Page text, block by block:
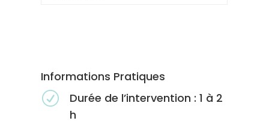
Informations Pratiques
R
Durée de l’intervention : 1 à 2
h